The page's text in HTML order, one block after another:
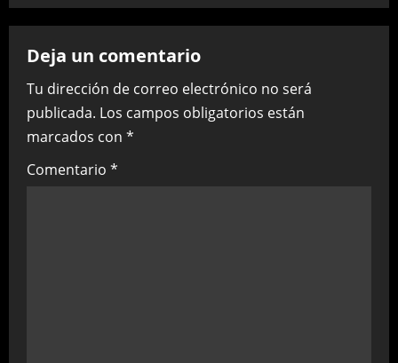
n
a
v
i
g
Deja un comentario
Tu dirección de correo electrónico no será
publicada. Los campos obligatorios están
marcados con *
Comentario *